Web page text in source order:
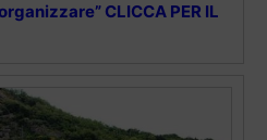
CLICCA PER IL